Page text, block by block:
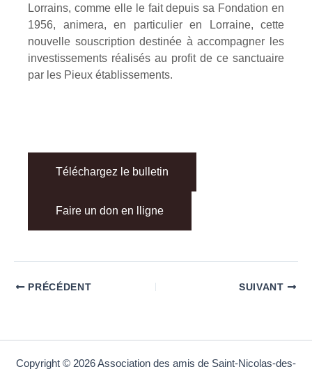
Lorrains, comme elle le fait depuis sa Fondation en
1956, animera, en particulier en Lorraine, cette
nouvelle souscription destinée à accompagner les
investissements réalisés au profit de ce sanctuaire
par les Pieux établissements.
Téléchargez le bulletin
Faire un don en lligne
PRÉCÉDENT SUIVANT
Copyright © 2026 Association des amis de Saint-Nicolas-des-